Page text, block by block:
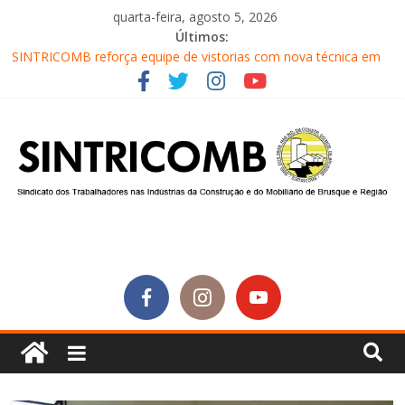
quarta-feira, agosto 5, 2026
Últimos:
SINTRICOMB reforça equipe de vistorias com nova técnica em
segurança do trabalho
Conselho Fiscal do SINTRICOMB realiza avaliação das contas do
Diretores do SINTRICOMB são eleitos para a direção da Nova
Central Sindical de SC
Equipe do Sintricomb faz reunião de avaliação dos atendimentos
Sintricomb participa do lançamento do programa Profissão